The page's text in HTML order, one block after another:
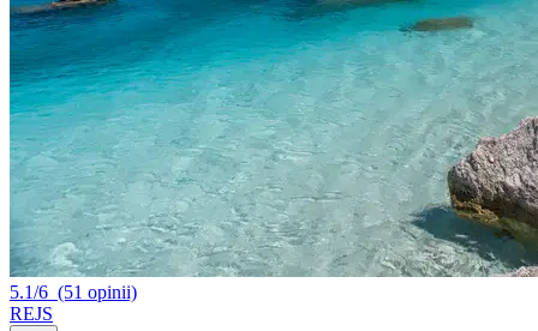
5.1/6 (51 opinii)
REJS